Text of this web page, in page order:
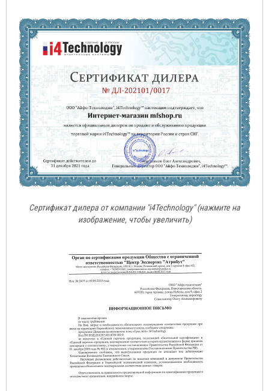
Сертификат дилера от компании "i4Technology" (нажмите на
изображение, чтобы увеличить)